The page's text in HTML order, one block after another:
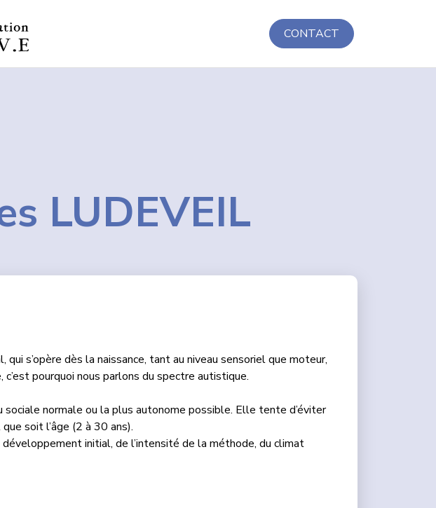
CONTACT
LUDEVEIL
s’opère dès la naissance, tant au niveau sensoriel que moteur,
pourquoi nous parlons du spectre autistique.
normale ou la plus autonome possible. Elle tente d’éviter
soit l’âge (2 à 30 ans).
initial, de l’intensité de la méthode, du climat